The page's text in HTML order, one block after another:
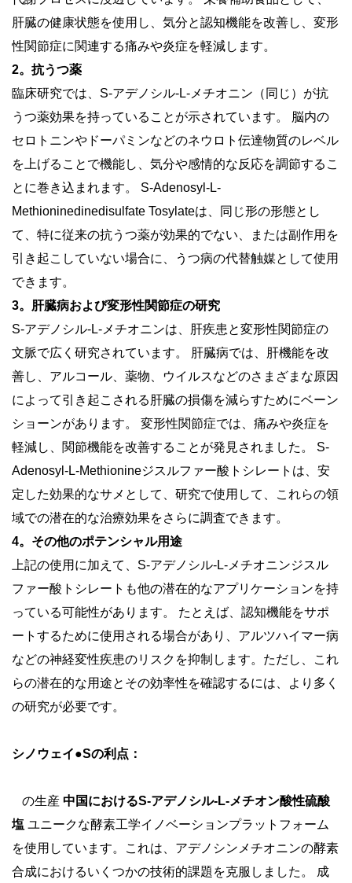
肝臓の健康状態を使用し、気分と認知機能を改善し、変形
性関節症に関連する痛みや炎症を軽減します。
2。抗うつ薬
臨床研究では、S-アデノシル-L-メチオニン（同じ）が抗
うつ薬効果を持っていることが示されています。 脳内の
セロトニンやドーパミンなどのネウロト伝達物質のレベル
を上げることで機能し、気分や感情的な反応を調節するこ
とに巻き込まれます。 S-Adenosyl-L-
Methioninedinedisulfate Tosylateは、同じ形の形態とし
て、特に従来の抗うつ薬が効果的でない、または副作用を
引き起こしていない場合に、うつ病の代替触媒として使用
できます。
3。肝臓病および変形性関節症の研究
S-アデノシル-L-メチオニンは、肝疾患と変形性関節症の
文脈で広く研究されています。 肝臓病では、肝機能を改
善し、アルコール、薬物、ウイルスなどのさまざまな原因
によって引き起こされる肝臓の損傷を減らすためにベーン
ショーンがあります。 変形性関節症では、痛みや炎症を
軽減し、関節機能を改善することが発見されました。 S-
Adenosyl-L-Methionineジスルファー酸トシレートは、安
定した効果的なサメとして、研究で使用して、これらの領
域での潜在的な治療効果をさらに調査できます。
4。その他のポテンシャル用途
上記の使用に加えて、S-アデノシル-L-メチオニンジスル
ファー酸トシレートも他の潜在的なアプリケーションを持
っている可能性があります。 たとえば、認知機能をサポ
ートするために使用される場合があり、アルツハイマー病
などの神経変性疾患のリスクを抑制します。ただし、これ
らの潜在的な用途とその効率性を確認するには、より多く
の研究が必要です。
シノウェイ●Sの利点：
の生産 中国におけるS-アデノシル-L-メチオン酸性硫酸
塩 ユニークな酵素工学イノベーションプラットフォーム
を使用しています。これは、アデノシンメチオニンの酵素
合成におけるいくつかの技術的課題を克服しました。 成